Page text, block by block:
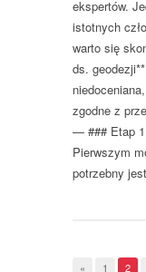
ekspertów.
istotnych
warto się
ds.
zgodne z
— ### Etap
Pierwszym
potrzebny
« 1 2